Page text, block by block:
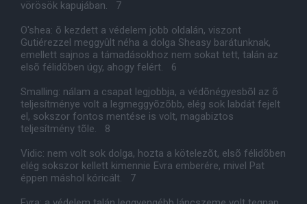
vörösök kapujában. 7
O'shea: õ kezdett a védelem jobb oldalán, viszont
Gutiérezzel meggyûlt néha a dolga Sheasy barátunknak,
emellett sajnos a támadásokhoz nem sokat tett, talán az
elsõ félidõben úgy, ahogy felért. 6
Smalling: nálam a csapat legjobbja, a védõnégyesbõl az õ
teljesítménye volt a legmeggyõzõbb, elég sok labdát fejelt
el, sokszor fontos mentése is volt, magabiztos
teljesítmény tõle. 8
Vidic: nem volt sok dolga, hozta a kötelezõt, elsõ félidõben
elég sokszor kellett kimennie Evra emberére, mivel Pat
éppen máshol kóricált. 7